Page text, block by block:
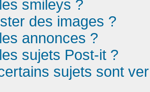
smileys ?
des images ?
annonces ?
sujets Post-it ?
sujets sont